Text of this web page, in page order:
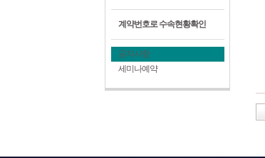
계약번호로 수속현황확인
공지사항
세미나예약